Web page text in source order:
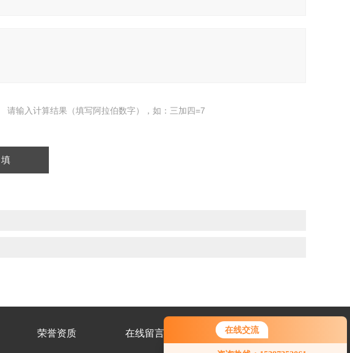
在线交流
请输入计算结果（填写阿拉伯数字），如：三加四=7
荣誉资质 在线留言 联系我们